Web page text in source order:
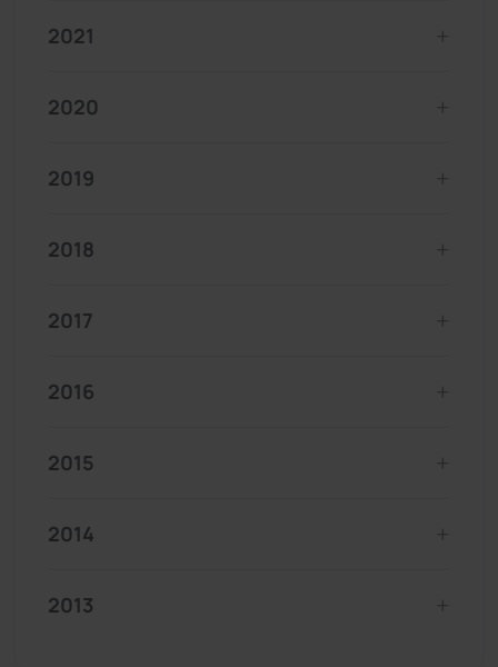
2021
2020
2019
2018
2017
2016
2015
2014
2013